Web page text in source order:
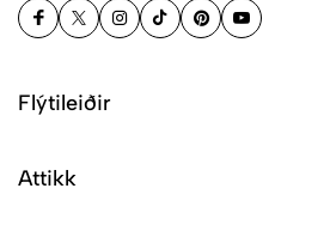
Flýtileiðir
Attikk